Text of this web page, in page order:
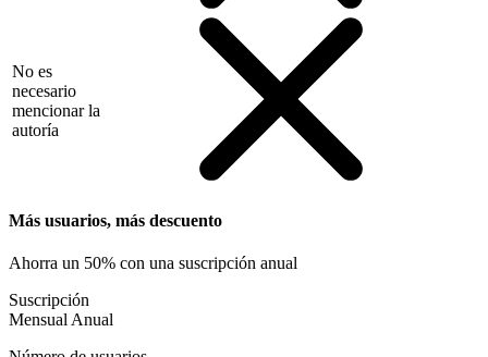
No es
necesario
mencionar la
autoría
Más usuarios, más descuento
Ahorra un 50% con una suscripción anual
Suscripción
Mensual Anual